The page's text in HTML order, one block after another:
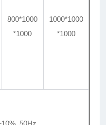
800*1000
*1000
1000*1000
*1000